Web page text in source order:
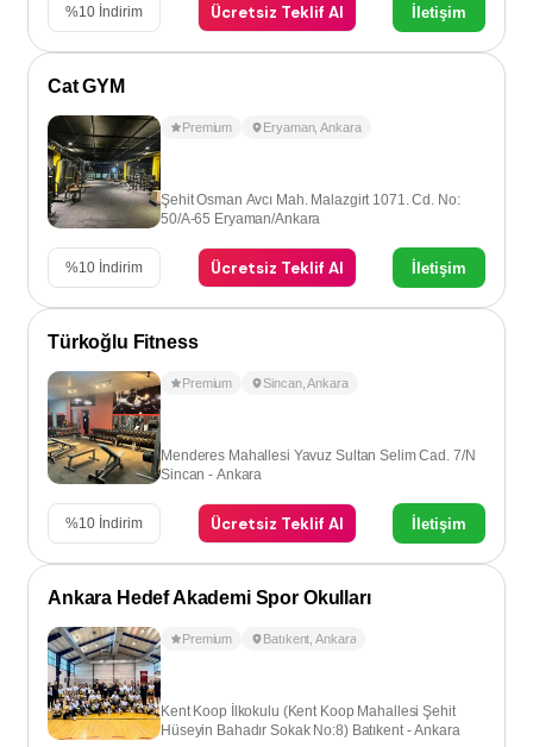
%10 İndirim Ücretsiz Teklif Al İletişim
Cat GYM
Premium Eryaman,Ankara
Şehit Osman Avcı Mah. Malazgirt 1071. Cd. No:
50/A-65 Eryaman/Ankara
%10 İndirim Ücretsiz Teklif Al İletişim
Türkoğlu Fitness
Premium Sincan,Ankara
Menderes Mahallesi Yavuz Sultan Selim Cad. 7/N
Sincan - Ankara
%10 İndirim Ücretsiz Teklif Al İletişim
Ankara Hedef Akademi Spor Okulları
Premium Batıkent ,Ankara
Kent Koop İlkokulu (Kent Koop Mahallesi Şehit
Hüseyin Bahadır Sokak No:8) Batıkent - Ankara